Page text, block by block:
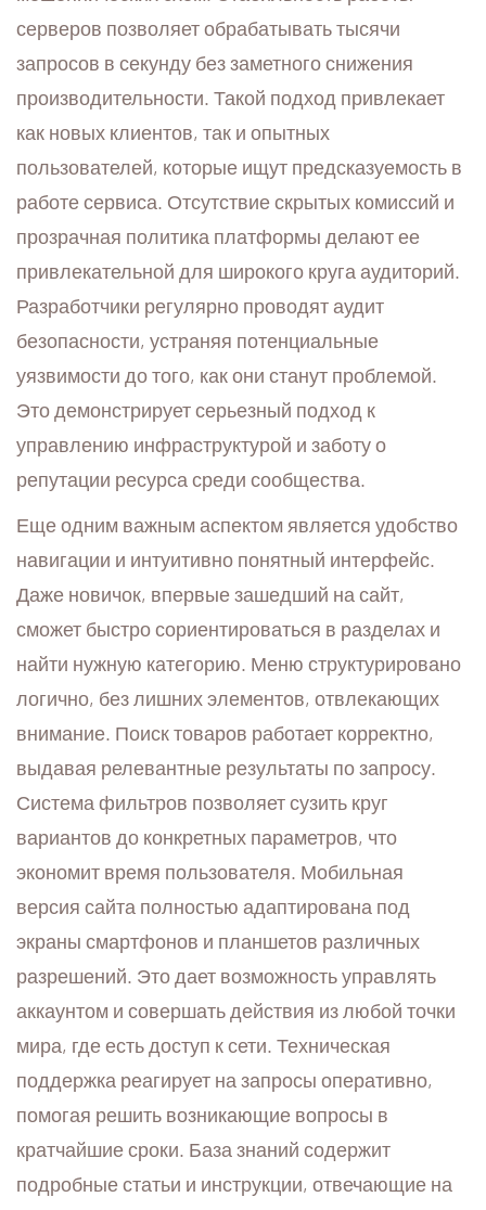
серверов позволяет обрабатывать тысячи
запросов в секунду без заметного снижения
производительности. Такой подход привлекает
как новых клиентов, так и опытных
пользователей, которые ищут предсказуемость в
работе сервиса. Отсутствие скрытых комиссий и
прозрачная политика платформы делают ее
привлекательной для широкого круга аудиторий.
Разработчики регулярно проводят аудит
безопасности, устраняя потенциальные
уязвимости до того, как они станут проблемой.
Это демонстрирует серьезный подход к
управлению инфраструктурой и заботу о
репутации ресурса среди сообщества.
Еще одним важным аспектом является удобство
навигации и интуитивно понятный интерфейс.
Даже новичок, впервые зашедший на сайт,
сможет быстро сориентироваться в разделах и
найти нужную категорию. Меню структурировано
логично, без лишних элементов, отвлекающих
внимание. Поиск товаров работает корректно,
выдавая релевантные результаты по запросу.
Система фильтров позволяет сузить круг
вариантов до конкретных параметров, что
экономит время пользователя. Мобильная
версия сайта полностью адаптирована под
экраны смартфонов и планшетов различных
разрешений. Это дает возможность управлять
аккаунтом и совершать действия из любой точки
мира, где есть доступ к сети. Техническая
поддержка реагирует на запросы оперативно,
помогая решить возникающие вопросы в
кратчайшие сроки. База знаний содержит
подробные статьи и инструкции, отвечающие на